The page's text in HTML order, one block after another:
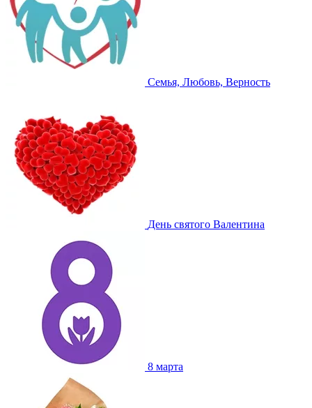
Семья, Любовь, Верность
День святого Валентина
8 марта